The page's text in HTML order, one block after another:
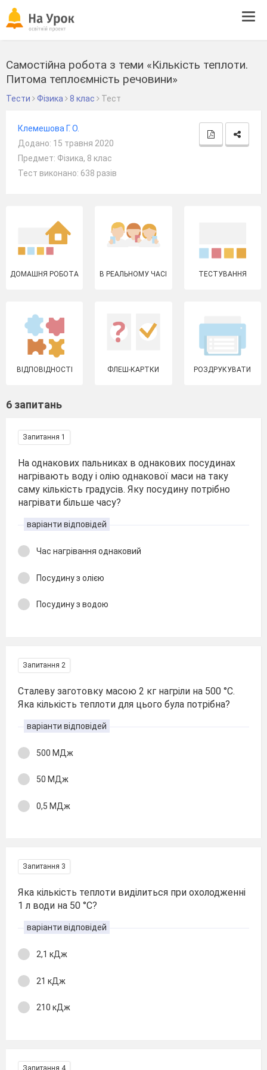
Самостійна робота з теми «Кількість теплоти.
Питома теплоємність речовини»
Тести Фізика 8 клас Тест
Клемешова Г. О.
Додано: 15 травня 2020
Предмет: Фізика, 8 клас
Тест виконано: 638 разів
ДОМАШНЯ РОБОТА В РЕАЛЬНОМУ ЧАСІ ТЕСТУВАННЯ
ВІДПОВІДНОСТІ ФЛЕШ-КАРТКИ РОЗДРУКУВАТИ
6 запитань
Запитання 1
На однакових пальниках в однакових посудинах
нагрівають воду і олію однакової маси на таку
саму кількість градусів. Яку посудину потрібно
нагрівати більше часу?
варіанти відповідей
Час нагрівання однаковий
Посудину з олією
Посудину з водою
Запитання 2
Сталеву заготовку масою 2 кг нагріли на 500 °С.
Яка кількість теплоти для цього була потрібна?
варіанти відповідей
500 МДж
50 МДж
0,5 МДж
Запитання 3
Яка кількість теплоти виділиться при охолодженні
1 л води на 50 °С?
варіанти відповідей
2,1 кДж
21 кДж
210 кДж
Запитання 4